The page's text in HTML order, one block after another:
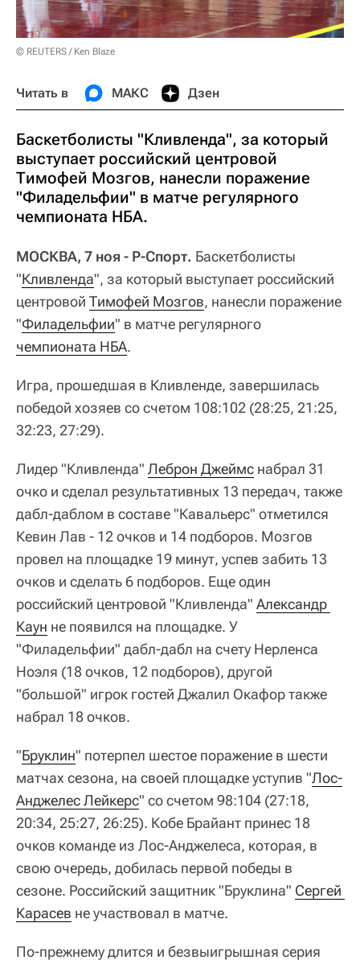
© REUTERS / Ken Blaze
Читать в МАКС Дзен
Баскетболисты "Кливленда", за который
выступает российский центровой
Тимофей Мозгов, нанесли поражение
"Филадельфии" в матче регулярного
чемпионата НБА.
МОСКВА, 7 ноя - Р-Спорт. Баскетболисты
"Кливленда", за который выступает российский
центровой Тимофей Мозгов, нанесли поражение
"Филадельфии" в матче регулярного
чемпионата НБА.
Игра, прошедшая в Кливленде, завершилась
победой хозяев со счетом 108:102 (28:25, 21:25,
32:23, 27:29).
Лидер "Кливленда" Леброн Джеймс набрал 31
очко и сделал результативных 13 передач, также
дабл-даблом в составе "Кавальерс" отметился
Кевин Лав - 12 очков и 14 подборов. Мозгов
провел на площадке 19 минут, успев забить 13
очков и сделать 6 подборов. Еще один
российский центровой "Кливленда" Александр
Каун не появился на площадке. У
"Филадельфии" дабл-дабл на счету Нерленса
Ноэля (18 очков, 12 подборов), другой
"большой" игрок гостей Джалил Окафор также
набрал 18 очков.
"Бруклин" потерпел шестое поражение в шести
матчах сезона, на своей площадке уступив "Лос-
Анджелес Лейкерс" со счетом 98:104 (27:18,
20:34, 25:27, 26:25). Кобе Брайант принес 18
очков команде из Лос-Анджелеса, которая, в
свою очередь, добилась первой победы в
сезоне. Российский защитник "Бруклина" Сергей
Карасев не участвовал в матче.
По-прежнему длится и безвыигрышная серия